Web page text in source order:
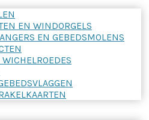
EN WINDORGELS
EN GEBEDSMOLENS